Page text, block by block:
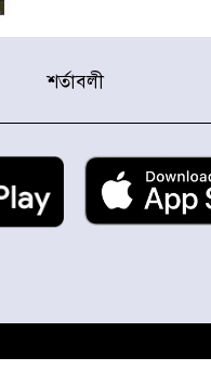
শর্তাবলী